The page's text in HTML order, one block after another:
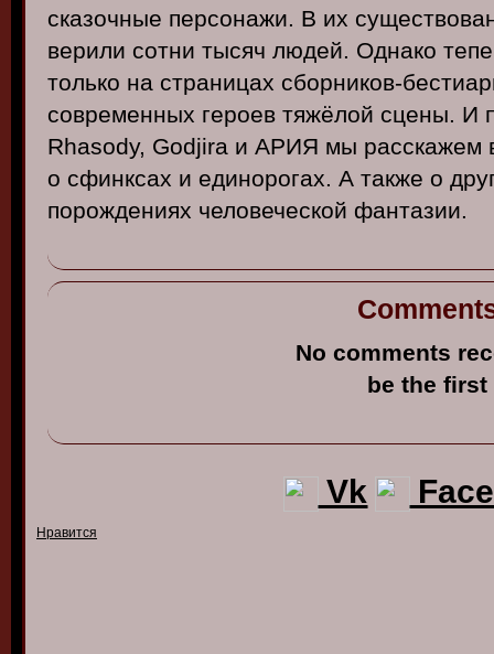
сказочные персонажи. В их существов
верили сотни тысяч людей. Однако
только на страницах сборников-
современных героев тяжёлой сцены. И
Rhasody, Godjira и АРИЯ мы расскажем
о сфинксах и единорогах. А также о
порождениях человеческой фантазии.
No comments
be the first
Vk
Нравится